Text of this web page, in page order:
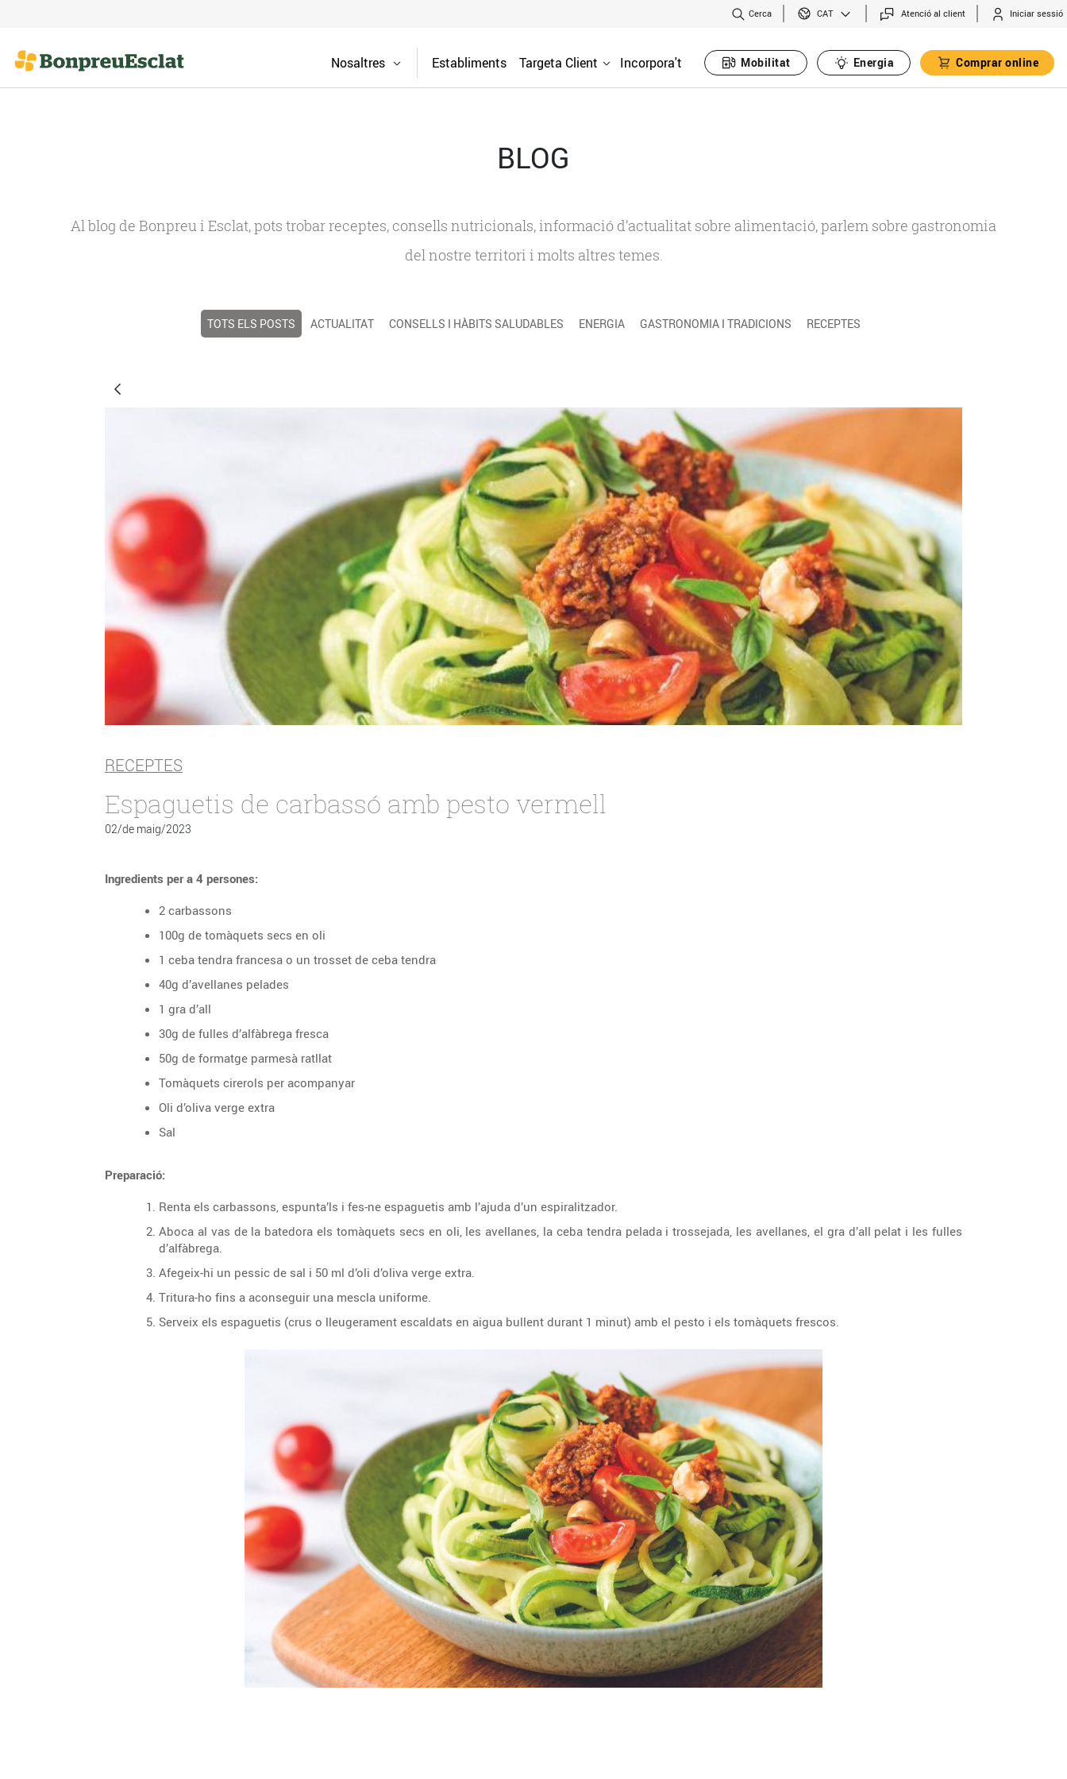
Cerca CAT Atenció al client Iniciar sessió
Nosaltres Establiments Targeta Client Incorpora't Mobilitat Energia Comprar online
BLOG
Al blog de Bonpreu i Esclat, pots trobar receptes, consells nutricionals, informació d’actualitat sobre alimentació, parlem sobre gastronomia
del nostre territori i molts altres temes.
TOTS ELS POSTS ACTUALITAT CONSELLS I HÀBITS SALUDABLES ENERGIA GASTRONOMIA I TRADICIONS RECEPTES
RECEPTES
Espaguetis de carbassó amb pesto vermell
02/de maig/2023
Ingredients per a 4 persones:
2 carbassons
100g de tomàquets secs en oli
1 ceba tendra francesa o un trosset de ceba tendra
40g d’avellanes pelades
1 gra d’all
30g de fulles d’alfàbrega fresca
50g de formatge parmesà ratllat
Tomàquets cirerols per acompanyar
Oli d’oliva verge extra
Sal
Preparació:
Renta els carbassons, espunta’ls i fes-ne espaguetis amb l’ajuda d’un espiralitzador.
Aboca al vas de la batedora els tomàquets secs en oli, les avellanes, la ceba tendra pelada i trossejada, les avellanes, el gra d’all pelat i les fulles
d’alfàbrega.
Afegeix-hi un pessic de sal i 50 ml d’oli d’oliva verge extra.
Tritura-ho fins a aconseguir una mescla uniforme.
Serveix els espaguetis (crus o lleugerament escaldats en aigua bullent durant 1 minut) amb el pesto i els tomàquets frescos.